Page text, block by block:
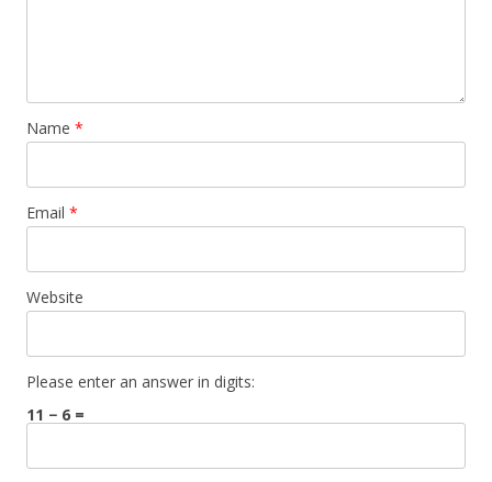
Name *
Email *
Website
Please enter an answer in digits:
11 − 6 =